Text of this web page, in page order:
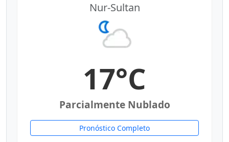
Nur-Sultan
17°C
Parcialmente Nublado
Pronóstico Completo